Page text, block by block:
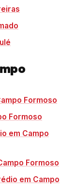
Formoso
Formoso
em Campo
Formoso
em Campo